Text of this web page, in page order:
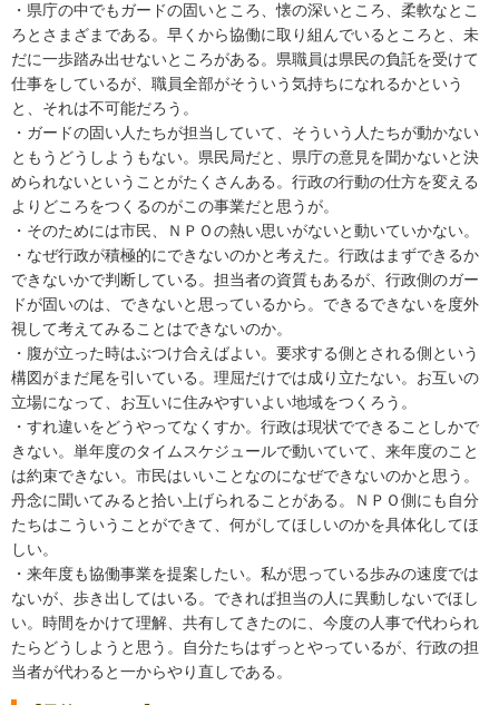
・県庁の中でもガードの固いところ、懐の深いところ、柔軟なとこ
ろとさまざまである。早くから協働に取り組んでいるところと、未
だに一歩踏み出せないところがある。県職員は県民の負託を受けて
仕事をしているが、職員全部がそういう気持ちになれるかという
と、それは不可能だろう。
・ガードの固い人たちが担当していて、そういう人たちが動かない
ともうどうしようもない。県民局だと、県庁の意見を聞かないと決
められないということがたくさんある。行政の行動の仕方を変える
よりどころをつくるのがこの事業だと思うが。
・そのためには市民、ＮＰＯの熱い思いがないと動いていかない。
・なぜ行政が積極的にできないのかと考えた。行政はまずできるか
できないかで判断している。担当者の資質もあるが、行政側のガー
ドが固いのは、できないと思っているから。できるできないを度外
視して考えてみることはできないのか。
・腹が立った時はぶつけ合えばよい。要求する側とされる側という
構図がまだ尾を引いている。理屈だけでは成り立たない。お互いの
立場になって、お互いに住みやすいよい地域をつくろう。
・すれ違いをどうやってなくすか。行政は現状でできることしかで
きない。単年度のタイムスケジュールで動いていて、来年度のこと
は約束できない。市民はいいことなのになぜできないのかと思う。
丹念に聞いてみると拾い上げられることがある。ＮＰＯ側にも自分
たちはこういうことができて、何がしてほしいのかを具体化してほ
しい。
・来年度も協働事業を提案したい。私が思っている歩みの速度では
ないが、歩き出してはいる。できれば担当の人に異動しないでほし
い。時間をかけて理解、共有してきたのに、今度の人事で代わられ
たらどうしようと思う。自分たちはずっとやっているが、行政の担
当者が代わると一からやり直しである。